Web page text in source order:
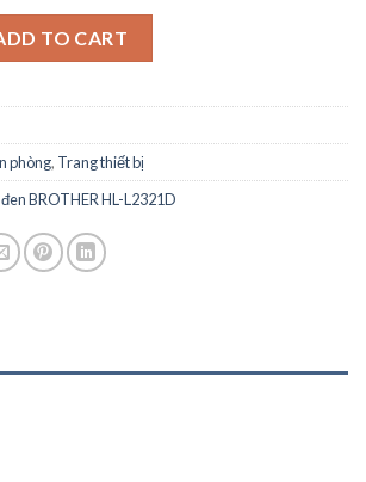
TO CART
phòng, Trang thiết bị
BROTHER HL-L2321D